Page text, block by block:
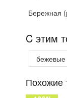
Бережная
C этим
бежевые
Похожие